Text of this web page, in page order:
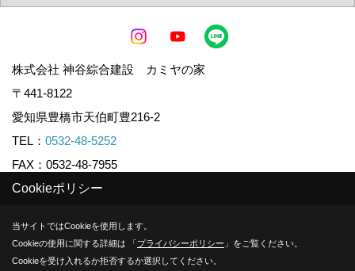
株式会社 神谷綜合建設 カミヤの家
〒441-8122
愛知県豊橋市天伯町豊216-2
TEL： 0532-48-5252
FAX：0532-48-7955
Copyright (c) KAMIYA CO.,LTD. All Rights Reserved.
Produced byゴデスクリエイト
Cookieポリシー
当サイトではCookieを使用します。
Cookieの使用に関する詳細は 「プライバシーポリシー 」をご覧ください。
Cookieを受け入れるか拒否するか選択してください。